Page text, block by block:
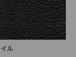
ル